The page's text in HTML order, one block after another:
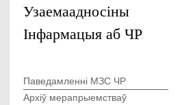
Узаемаадносіны
Інфармацыя аб ЧР
Паведамленні МЗС ЧР
Архіў мерапрыемстваў